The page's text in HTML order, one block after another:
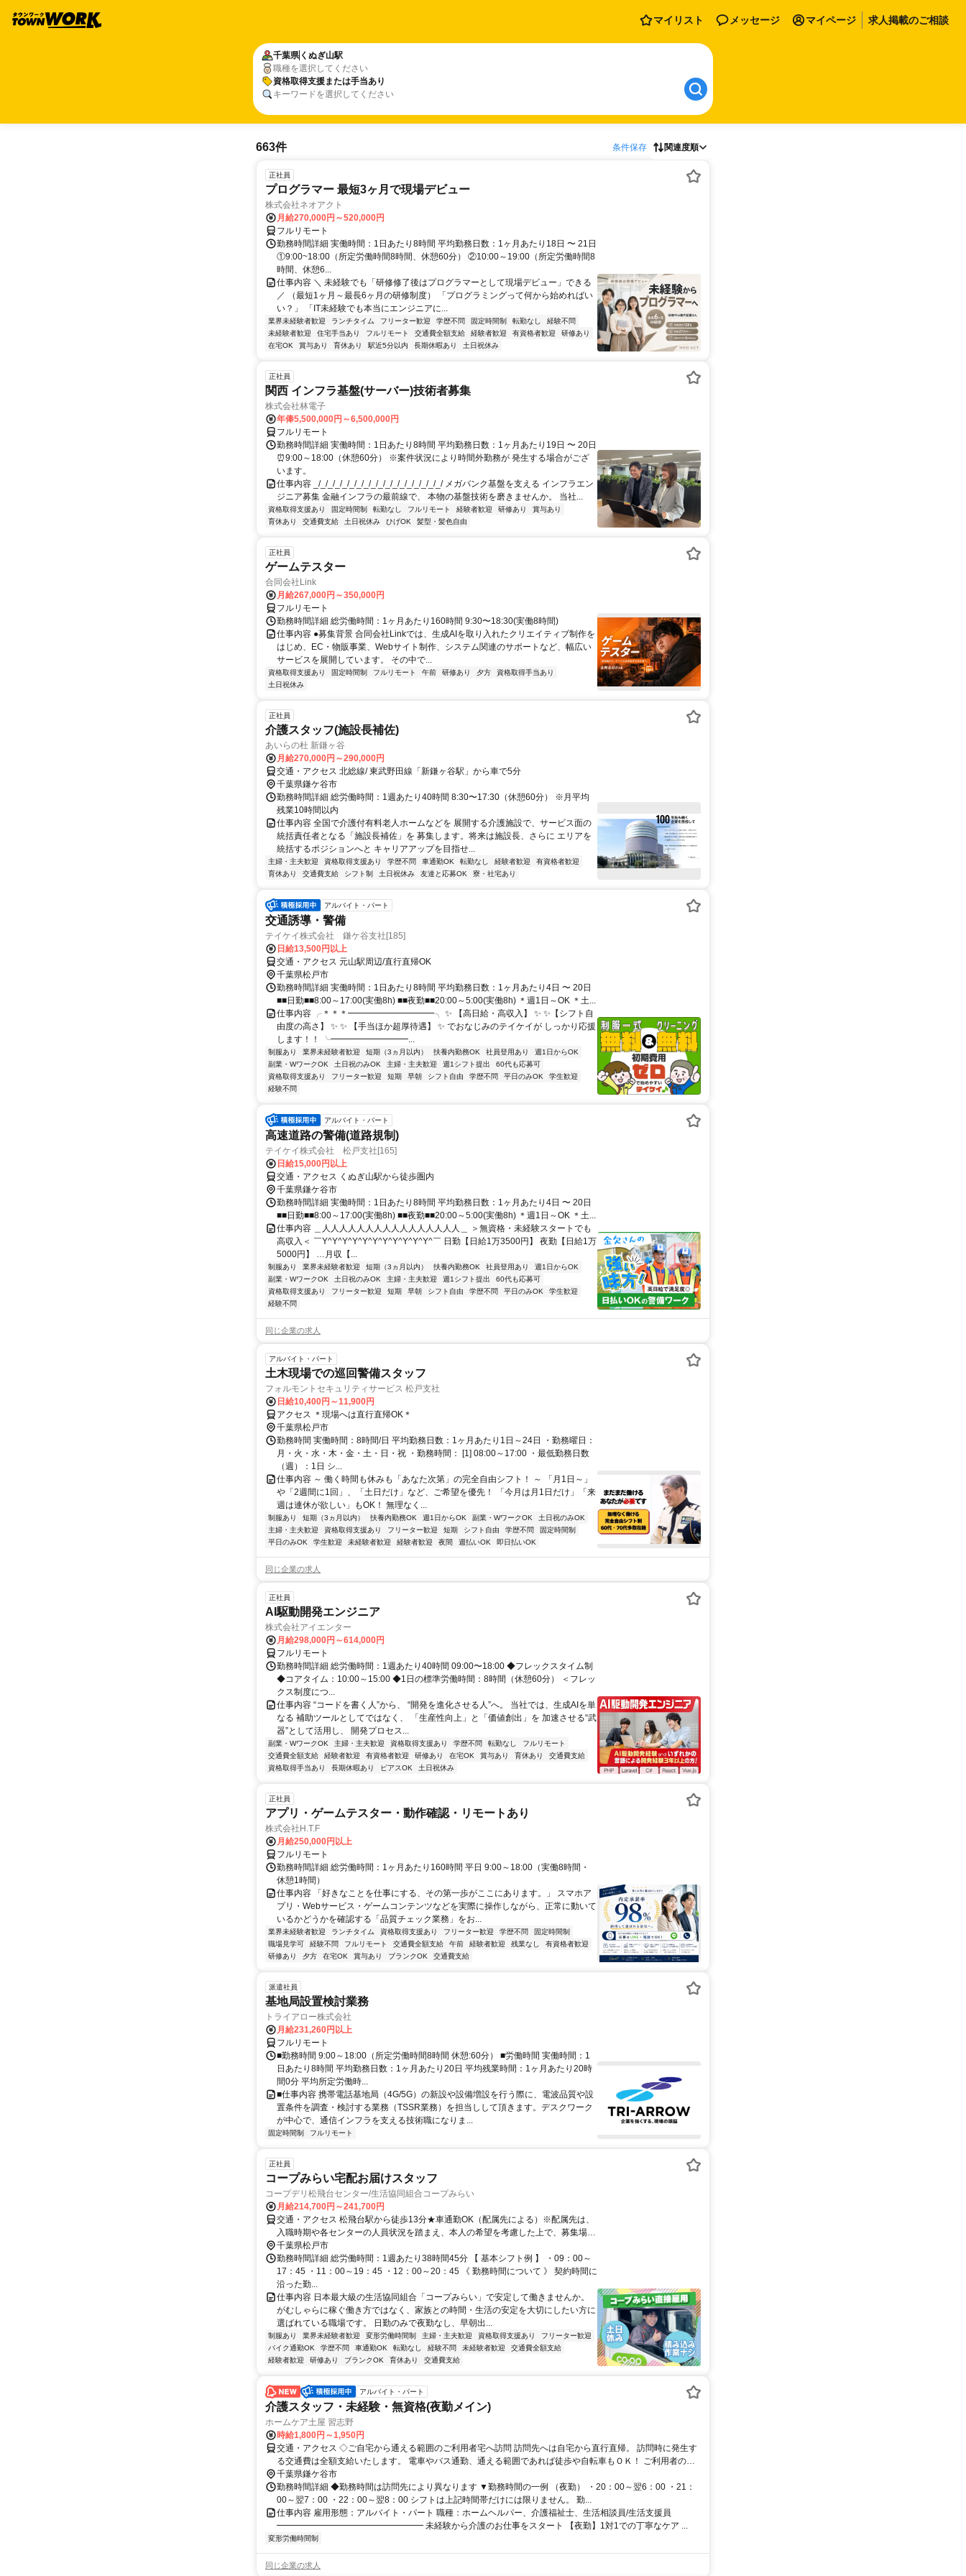
マイリスト メッセージ マイページ 求人掲載のご相談
千葉県 くぬぎ山駅
職種を選択してください
資格取得支援または手当あり
キーワードを選択してください
663件 条件保存 関連度順
正社員
プログラマー 最短3ヶ月で現場デビュー
株式会社ネオアクト
月給270,000円～520,000円
フルリモート
勤務時間詳細 実働時間：1日あたり8時間 平均勤務日数：1ヶ月あたり18日 〜 21日
①9:00~18:00（所定労働時間8時間、休憩60分） ②10:00～19:00（所定労働時間8
時間、休憩6...
仕事内容 ＼ 未経験でも「研修修了後はプログラマーとして現場デビュー」できる
／ （最短1ヶ月～最長6ヶ月の研修制度） 「プログラミングって何から始めればい
い？」 「IT未経験でも本当にエンジニアに...
業界未経験者歓迎 ランチタイム フリーター歓迎 学歴不問 固定時間制 転勤なし
経験不問
未経験者歓迎
住宅手当あり フルリモート 交通費全額支給 経験者歓迎 有資格者歓迎
研修あり
在宅OK
賞与あり 育休あり 駅近5分以内 長期休暇あり 土日祝休み
正社員
関西 インフラ基盤(サーバー)技術者募集
株式会社林電子
年俸5,500,000円～6,500,000円
フルリモート
勤務時間詳細 実働時間：1日あたり8時間 平均勤務日数：1ヶ月あたり19日 〜 20日
⏰9:00～18:00（休憩60分） ※案件状況により時間外勤務が 発生する場合がござ
います。
仕事内容 _/_/_/_/_/_/_/_/_/_/_/_/_/_/_/_/_/_/ メガバンク基盤を支える インフラエン
ジニア募集 金融インフラの最前線で、 本物の基盤技術を磨きませんか。 当社...
資格取得支援あり 固定時間制 転勤なし フルリモート 経験者歓迎 研修あり
賞与あり
育休あり
交通費支給 土日祝休み ひげOK 髪型・髪色自由
正社員
ゲームテスター
合同会社Link
月給267,000円～350,000円
フルリモート
勤務時間詳細 総労働時間：1ヶ月あたり160時間 9:30〜18:30(実働8時間)
仕事内容 ●募集背景 合同会社Linkでは、生成AIを取り入れたクリエイティブ制作を
はじめ、EC・物販事業、Webサイト制作、システム関連のサポートなど、幅広い
サービスを展開しています。 その中で...
資格取得支援あり 固定時間制 フルリモート 午前 研修あり 夕方
資格取得手当あり
土日祝休み
正社員
介護スタッフ(施設長補佐)
あいらの杜 新鎌ヶ谷
月給270,000円～290,000円
交通・アクセス 北総線/ 東武野田線「新鎌ヶ谷駅」から車で5分
千葉県鎌ケ谷市
勤務時間詳細 総労働時間：1週あたり40時間 8:30〜17:30（休憩60分） ※月平均
残業10時間以内
仕事内容 全国で介護付有料老人ホームなどを 展開する介護施設で、サービス面の
統括責任者となる「施設長補佐」を 募集します。将来は施設長、さらに エリアを
統括するポジションへと キャリアアップを目指せ...
主婦・主夫歓迎 資格取得支援あり 学歴不問 車通勤OK 転勤なし 経験者歓迎
有資格者歓迎
育休あり
交通費支給 シフト制 土日祝休み 友達と応募OK 寮・社宅あり
アルバイト・パート
交通誘導・警備
テイケイ株式会社 鎌ケ谷支社[185]
日給13,500円以上
交通・アクセス 元山駅周辺/直行直帰OK
千葉県松戸市
勤務時間詳細 実働時間：1日あたり8時間 平均勤務日数：1ヶ月あたり4日 〜 20日
■■日勤■■8:00～17:00(実働8h) ■■夜勤■■20:00～5:00(実働8h) ＊週1日～OK ＊土...
仕事内容 ╭＊＊＊━━━━━━━━━━╮ ✨ 【高日給・高収入】 ✨ ✨【シフト自
由度の高さ】 ✨ ✨ 【手当ほか超厚待遇】 ✨ でおなじみのテイケイが しっかり応援
します！！ ╰━━━━━━━━━...
制服あり 業界未経験者歓迎 短期（3ヵ月以内） 扶養内勤務OK 社員登用あり
週1日からOK
副業・WワークOK
土日祝のみOK 主婦・主夫歓迎 週1シフト提出
60代も応募可
資格取得支援あり
フリーター歓迎 短期 早朝 シフト自由 学歴不問 平日のみOK
学生歓迎
経験不問
アルバイト・パート
高速道路の警備(道路規制)
テイケイ株式会社 松戸支社[165]
日給15,000円以上
交通・アクセス くぬぎ山駅から徒歩圏内
千葉県鎌ケ谷市
勤務時間詳細 実働時間：1日あたり8時間 平均勤務日数：1ヶ月あたり4日 〜 20日
■■日勤■■8:00～17:00(実働8h) ■■夜勤■■20:00～5:00(実働8h) ＊週1日～OK ＊土...
仕事内容 ＿人人人人人人人人人人人人人人人人＿ ＞無資格・未経験スタートでも
高収入＜ ￣Y^Y^Y^Y^Y^Y^Y^Y^Y^Y^Y^￣ 日勤【日給1万3500円】 夜勤【日給1万
5000円】 …月収【...
制服あり 業界未経験者歓迎 短期（3ヵ月以内） 扶養内勤務OK 社員登用あり
週1日からOK
副業・WワークOK
土日祝のみOK 主婦・主夫歓迎 週1シフト提出
60代も応募可
資格取得支援あり
フリーター歓迎 短期 早朝 シフト自由 学歴不問 平日のみOK
学生歓迎
経験不問
同じ企業の求人
アルバイト・パート
土木現場での巡回警備スタッフ
フォルモントセキュリティサービス 松戸支社
日給10,400円～11,900円
アクセス ＊現場へは直行直帰OK＊
千葉県松戸市
勤務時間 実働時間：8時間/日 平均勤務日数：1ヶ月あたり1日～24日 ・勤務曜日：
月・火・水・木・金・土・日・祝 ・勤務時間： [1] 08:00～17:00 ・最低勤務日数
（週）：1日 シ...
仕事内容 ～ 働く時間も休みも「あなた次第」の完全自由シフト！ ～ 「月1日～」
や「2週間に1回」、「土日だけ」など、ご希望を優先！ 「今月は月1日だけ」「来
週は連休が欲しい」もOK！ 無理なく...
制服あり 短期（3ヵ月以内） 扶養内勤務OK 週1日からOK 副業・WワークOK
土日祝のみOK
主婦・主夫歓迎
資格取得支援あり フリーター歓迎 短期 シフト自由 学歴不問
固定時間制
平日のみOK
学生歓迎 未経験者歓迎 経験者歓迎 夜間 週払いOK 即日払いOK
同じ企業の求人
正社員
AI駆動開発エンジニア
株式会社アイエンター
月給298,000円～614,000円
フルリモート
勤務時間詳細 総労働時間：1週あたり40時間 09:00〜18:00 ◆フレックスタイム制
◆コアタイム：10:00～15:00 ◆1日の標準労働時間：8時間（休憩60分） ＜フレッ
クス制度につ...
仕事内容 “コードを書く人”から、 “開発を進化させる人”へ。 当社では、生成AIを単
なる 補助ツールとしてではなく、 「生産性向上」と「価値創出」を 加速させる“武
器”として活用し、 開発プロセス...
副業・WワークOK 主婦・主夫歓迎 資格取得支援あり 学歴不問 転勤なし
フルリモート
交通費全額支給
経験者歓迎 有資格者歓迎 研修あり 在宅OK 賞与あり 育休あり
交通費支給
資格取得手当あり
長期休暇あり ピアスOK 土日祝休み
正社員
アプリ・ゲームテスター・動作確認・リモートあり
株式会社H.T.F
月給250,000円以上
フルリモート
勤務時間詳細 総労働時間：1ヶ月あたり160時間 平日 9:00～18:00（実働8時間・
休憩1時間）
仕事内容 「好きなことを仕事にする、その第一歩がここにあります。」 スマホア
プリ・Webサービス・ゲームコンテンツなどを実際に操作しながら、正常に動いて
いるかどうかを確認する「品質チェック業務」をお...
業界未経験者歓迎 ランチタイム 資格取得支援あり フリーター歓迎 学歴不問
固定時間制
職場見学可
経験不問 フルリモート 交通費全額支給 午前 経験者歓迎 残業なし
有資格者歓迎
研修あり
夕方 在宅OK 賞与あり ブランクOK 交通費支給
派遣社員
基地局設置検討業務
トライアロー株式会社
月給231,260円以上
フルリモート
■勤務時間 9:00～18:00（所定労働時間8時間 休憩:60分） ■労働時間 実働時間：1
日あたり8時間 平均勤務日数：1ヶ月あたり20日 平均残業時間：1ヶ月あたり20時
間0分 平均所定労働時...
■仕事内容 携帯電話基地局（4G/5G）の新設や設備増設を行う際に、電波品質や設
置条件を調査・検討する業務（TSSR業務）を担当しして頂きます。デスクワーク
が中心で、通信インフラを支える技術職になりま...
固定時間制 フルリモート
正社員
コープみらい宅配お届けスタッフ
コープデリ松飛台センター/生活協同組合コープみらい
月給214,700円～241,700円
交通・アクセス 松飛台駅から徒歩13分★車通勤OK（配属先による）※配属先は、
入職時期や各センターの人員状況を踏まえ、本人の希望を考慮した上で、募集場所
を含む通勤可能な範囲のセンターから決定します。
千葉県松戸市
勤務時間詳細 総労働時間：1週あたり38時間45分 【 基本シフト例 】 ・09：00～
17：45 ・11：00～19：45 ・12：00～20：45 《 勤務時間について 》 契約時間に
沿った勤...
仕事内容 日本最大級の生活協同組合「コープみらい」で安定して働きませんか。
がむしゃらに稼ぐ働き方ではなく、家族との時間・生活の安定を大切にしたい方に
選ばれている職場です。 日勤のみで夜勤なし、早朝出...
制服あり 業界未経験者歓迎 変形労働時間制 主婦・主夫歓迎 資格取得支援あり
フリーター歓迎
バイク通勤OK
学歴不問 車通勤OK 転勤なし 経験不問 未経験者歓迎
交通費全額支給
経験者歓迎
研修あり ブランクOK 育休あり 交通費支給
アルバイト・パート
介護スタッフ・未経験・無資格(夜勤メイン)
ホームケア土屋 習志野
時給1,800円～1,950円
交通・アクセス ◇ご自宅から通える範囲のご利用者宅へ訪問 訪問先へは自宅から直行直帰。 訪問時に発生す
る交通費は全額支給いたします。 電車やバス通勤、通える範囲であれば徒歩や自転車もＯＫ！ ご利用者の状
況により訪問先が変わることがあります。
千葉県鎌ケ谷市
勤務時間詳細 ◆勤務時間は訪問先により異なります ▼勤務時間の一例 （夜勤） ・20：00～翌6：00 ・21：
00～翌7：00 ・22：00～翌8：00 シフトは上記時間帯だけには限りません。 勤...
仕事内容 雇用形態：アルバイト・パート 職種：ホームヘルパー、介護福祉士、生活相談員/生活支援員
━━━━━━━━━━━━━━━━━ 未経験から介護のお仕事をスタート 【夜勤】1対1での丁寧なケア ...
変形労働時間制
同じ企業の求人